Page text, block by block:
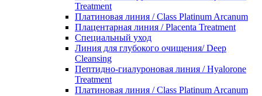
Treatment
Платиновая линия / Class Platinum Arcanum
Плацентарная линия / Placenta Treatment
Специальный уход
Линия для глубокого очищения/ Deep
Cleansing
Пептидно-гиалуроновая линия / Hyalorone
Treatment
Платиновая линия / Class Platinum Arcanum